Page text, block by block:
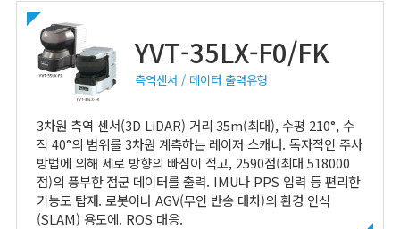
YVT-35LX-F0/FK
측역센서 데이터 출력유형
3차원 측역 센서(3D LiDAR) 거리 35m(최대), 수평 210°, 수
직 40°의 범위를 3차원 계측하는 레이저 스캐너. 독자적인 주사
방법에 의해 세로 방향의 빠짐이 적고, 2590점(최대 518000
점)의 풍부한 점군 데이터를 출력. IMU나 PPS 입력 등 편리한
기능도 탑재. 로봇이나 AGV(무인 반송 대차)의 환경 인식
(SLAM) 용도에. ROS 대응.